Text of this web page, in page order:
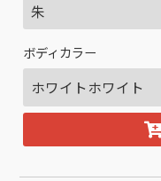
ボディカラー